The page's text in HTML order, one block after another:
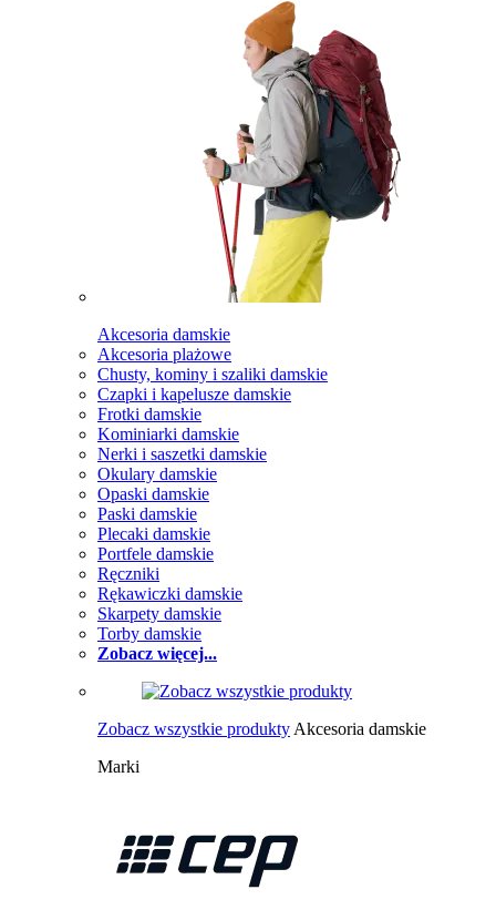
Akcesoria damskie
Akcesoria plażowe
Chusty, kominy i szaliki damskie
Czapki i kapelusze damskie
Frotki damskie
Kominiarki damskie
Nerki i saszetki damskie
Okulary damskie
Opaski damskie
Paski damskie
Plecaki damskie
Portfele damskie
Ręczniki
Rękawiczki damskie
Skarpety damskie
Torby damskie
Zobacz więcej...
Zobacz wszystkie produkty Akcesoria damskie
Marki